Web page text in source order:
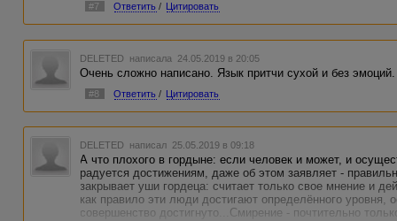
#7 Ответить / Цитировать
DELETED написала 24.05.2019 в 20:05
Очень сложно написано. Язык притчи сухой и без
#8 Ответить / Цитировать
DELETED написал 25.05.2019 в 09:18
А что плохого в гордыне: если человек и может, и
радуется достижениям, даже об этом заявляет -
закрывает уши гордеца: считает только свое мнение и
как правило эти люди достигают определённого уровня,
совершенство достигнуто...Смирение - почтительно